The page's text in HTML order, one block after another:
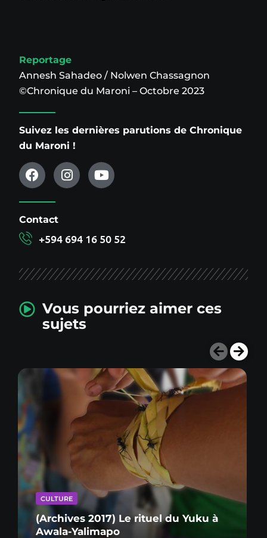
Reportage
Annesh Sahadeo / Nolwen Chassagnon
©Chronique du Maroni – Octobre 2023
Suivez les dernières parutions de Chronique
du Maroni !
Contact
+594 694 16 50 52
Vous pourriez aimer ces
sujets
CULTURE
(Archives 2017) Le rituel du Yuku à
Awala-Yalimapo